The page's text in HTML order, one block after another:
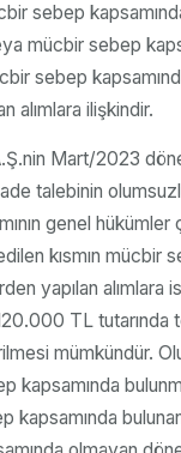
sebep
mücbir sebep
sebep
alımlara ilişkindir.
Mart/2023
talebinin
genel
kısmın mücbir
yapılan
120.000 TL
mümkündür.
kapsamında
kapsamında